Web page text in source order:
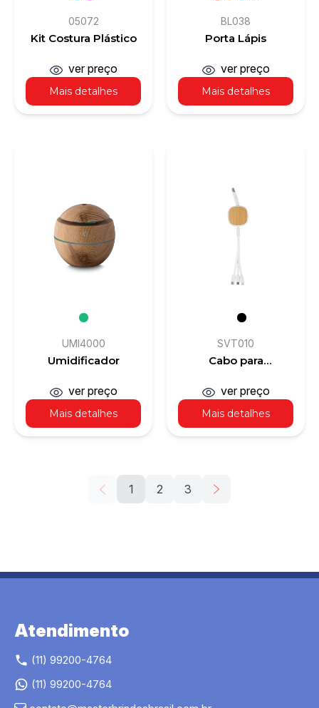
05072
Kit Costura Plástico
Mais detalhes
ver preço
BL038
Porta Lápis
Mais detalhes
ver preço
UMI4000
Umidificador
Mais detalhes
ver preço
SVT010
Cabo para
1
Mais detalhes
ver preço
1 2 3
Atendimento
(11) 99200-4764
(11) 99200-4764